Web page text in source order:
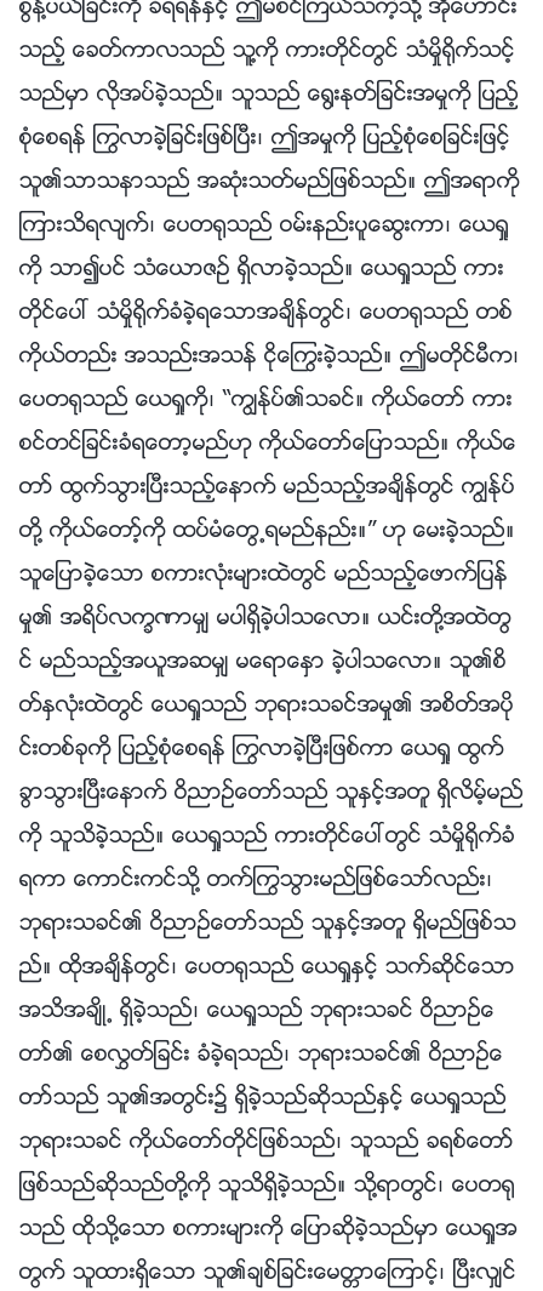
စြန႔္ပယ္ျခင္းကို ခံရရန္ႏွင့္ ဤမစင္ၾကယ္သကဲ့သို႔ အိုေဟာင္း
သည့္ ေခတ္ကာလသည္ သူ႔ကို ကားတိုင္တြင္ သံမႈိ႐ိုက္သင့္
သည္မွာ လိုအပ္ခဲ့သည္။ သူသည္ ေ႐ြးႏုတ္ျခင္းအမႈကို ျပည့္
စုံေစရန္ ႂကြလာခဲ့ျခင္းျဖစ္ၿပီး၊ ဤအမႈကို ျပည့္စုံေစျခင္းျဖင့္
သူ၏သာသနာသည္ အဆုံးသတ္မည္ျဖစ္သည္။ ဤအရာကို
ၾကားသိရလ်က္၊ ေပတ႐ုသည္ ဝမ္းနည္းပူေဆြးကာ၊ ေယရႈ
ကို သာ၍ပင္ သံေယာဇဥ္ ရွိလာခဲ့သည္။ ေယရႈသည္ ကား
တိုင္ေပၚ သံမႈိ႐ိုက္ခံခဲ့ရေသာအခ်ိန္တြင္၊ ေပတ႐ုသည္ တစ္
ကိုယ္တည္း အသည္းအသန္ ငိုေႂကြးခဲ့သည္။ ဤမတိုင္မီက၊
ေပတ႐ုသည္ ေယရႈကို၊ “ကြၽန္ုပ္၏သခင္။ ကိုယ္ေတာ္ ကား
စင္တင္ျခင္းခံရေတာ့မည္ဟု ကိုယ္ေတာ္ေျပာသည္။ ကိုယ္ေ
တာ္ ထြက္သြားၿပီးသည့္ေနာက္ မည္သည့္အခ်ိန္တြင္ ကြၽန္ုပ္
တို႔ ကိုယ္ေတာ့္ကို ထပ္မံေတြ႕ရမည္နည္း။” ဟု ေမးခဲ့သည္။
သူေျပာခဲ့ေသာ စကားလုံးမ်ားထဲတြင္ မည္သည့္ေဖာက္ျပန္
မႈ၏ အရိပ္လကၡဏာမွ် မပါရွိခဲ့ပါသေလာ။ ယင္းတို႔အထဲတြ
င္ မည္သည့္အယူအဆမွ် မေရာေႏွာ ခဲ့ပါသေလာ။ သူ၏စိ
တ္ႏွလုံးထဲတြင္ ေယရႈသည္ ဘုရားသခင္အမႈ၏ အစိတ္အပို
င္းတစ္ခုကို ျပည့္စုံေစရန္ ႂကြလာခဲ့ၿပီးျဖစ္ကာ ေယရႈ ထြက္
ခြာသြားၿပီးေနာက္ ဝိညာဥ္ေတာ္သည္ သူႏွင့္အတူ ရွိလိမ့္မည္
ကို သူသိခဲ့သည္။ ေယရႈသည္ ကားတိုင္ေပၚတြင္ သံမႈိ႐ိုက္ခံ
ရကာ ေကာင္းကင္သို႔ တက္ႂကြသြားမည္ျဖစ္ေသာ္လည္း၊
ဘုရားသခင္၏ ဝိညာဥ္ေတာ္သည္ သူႏွင့္အတူ ရွိမည္ျဖစ္သ
ည္။ ထိုအခ်ိန္တြင္၊ ေပတ႐ုသည္ ေယရႈႏွင့္ သက္ဆိုင္ေသာ
အသိအခ်ိဳ႕ ရွိခဲ့သည္၊ ေယရႈသည္ ဘုရားသခင္ ဝိညာဥ္ေ
တာ္၏ ေစလႊတ္ျခင္း ခံခဲ့ရသည္၊ ဘုရားသခင္၏ ဝိညာဥ္ေ
တာ္သည္ သူ၏အတြင္း၌ ရွိခဲ့သည္ဆိုသည္ႏွင့္ ေယရႈသည္
ဘုရားသခင္ ကိုယ္ေတာ္တိုင္ျဖစ္သည္၊ သူသည္ ခရစ္ေတာ္
ျဖစ္သည္ဆိုသည္တို႔ကို သူသိရွိခဲ့သည္။ သို႔ရာတြင္၊ ေပတ႐ု
သည္ ထိုသို႔ေသာ စကားမ်ားကို ေျပာဆိုခဲ့သည္မွာ ေယရႈအ
တြက္ သူထားရွိေသာ သူ၏ခ်စ္ျခင္းေမတၱာေၾကာင့္၊ ၿပီးလွ်င္